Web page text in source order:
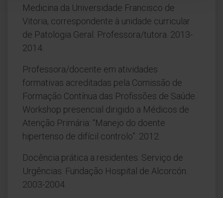
Medicina da Universidade Francisco de
Vitoria, correspondente à unidade curricular
de Patologia Geral. Professora/tutora. 2013-
2014.
Professora/docente em atividades
formativas acreditadas pela Comissão de
Formação Contínua das Profissões de Saúde.
Workshop presencial dirigido a Médicos de
Atenção Primária: “Manejo do doente
hipertenso de difícil controlo”. 2012.
Docência prática a residentes. Serviço de
Urgências. Fundação Hospital de Alcorcón.
2003-2004.